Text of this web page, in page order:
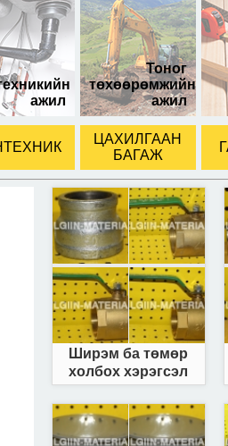
ажил
Тоног
төхөөрөмжийн
ажил
ЦАХИЛГААН
БАГАЖ
Ширэм ба төмөр
холбох хэрэгсэл